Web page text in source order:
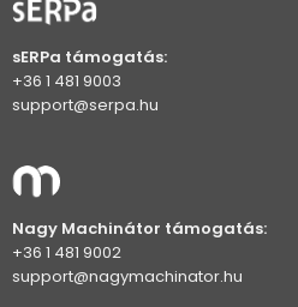
sERPa támogatás:
+36 1 481 9003
support@serpa.hu
Nagy Machinátor támogatás:
+36 1 481 9002
support@nagymachinator.hu